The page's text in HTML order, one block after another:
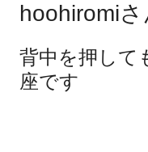
hoohiromiさ
背中を押して
座です